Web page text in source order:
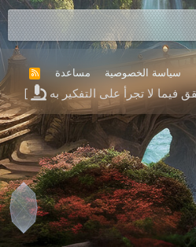
سياسة الخصوصية مساعدة
R
S
]